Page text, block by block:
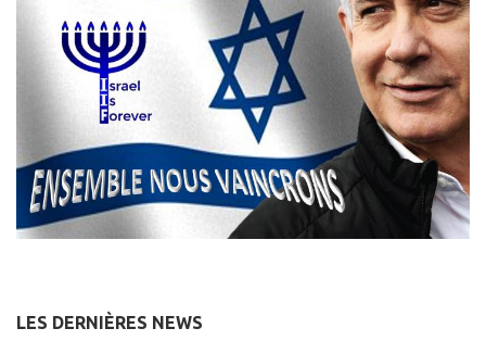
LES DERNIÈRES NEWS